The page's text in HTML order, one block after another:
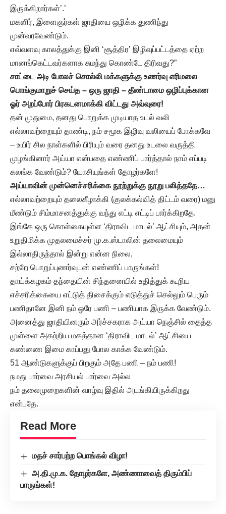
இருக்கிறார்கள்’.’
மகளிர், இளைஞர்கள் ஜாதியை ஒழிக்க துணிந்து
முன்வரவேண்டும்.
எவ்வளவு காலத்துக்கு இனி ‘சூத்திர’ இழிவுப்பட்டத்தை ஏற்ற
மானங்கெட்டவர்களாக சுமந்து கொண்டே திரிவது?”
சாட்டை அடி போலச் சொல்லி மக்களுக்கு உணர்வு எரிமலை
பொங்குமாறுச் செய்த – ஒரு ஜாதி – தீண்டாமை ஒழிப்புக்கான
ஓர் அறப்போர் பிரகடனமாக்கி விட்டது அவ்வுரை!
தன் முதுமை, தனது பொறுக்க முடியாத உடல் வலி
எல்லாவற்றையும் தாண்டி, நம் சமூக இழிவு வலியைப் போக்கவே
– உயிர் சில நாள்களில் பிரியும் வரை தனது உடலை வருத்தி
முழங்கினார் அய்யா என்பதை எண்ணிப் பார்த்தால் நாம் எப்படி
கலங்க வேண்டும்? யோசியுங்கள் தோழர்களே!
அய்யாவின் முன்னெச்சரிக்கை நூற்றுக்கு நூறு பலித்ததே…
எல்லாவற்றையும் தலைகீழாக்கி (குலக்கல்வித் திட்டம் வரை) மனு
மீண்டும் சிம்மாசனத்துக்கு வந்து எட்டி எட்டிப் பார்க்கிறதே.
இங்கே ஒரு கொள்கையுள்ள ‘திராவிட மாடல்’ ஆட்சியும், அதன்
உறுதிமிக்க முதலமைச்சர் மு.க.ஸ்டாலின் தலைமையும்
இல்லாதிருந்தால் இன்று என்ன நிலை,
சற்றே பொறுப்புணர்வுடன் எண்ணிப் பாருங்கள்!
தாய்க்கழகம் தந்தையின் சிந்தனையில் உதித்துக் கூறிய
எச்சரிக்கையை எட்டுத் திசைக்கும் எடுத்துச் செல்லும் பெரும்
பணிதானே இனி நம் ஒரே பணி – பணியாக இருக்க வேண்டும்.
அனைத்து ஜாதியினரும் அர்ச்சகராக அய்யா நெஞ்சில் தைத்த
முள்ளை அகற்றிய மகத்தான ‘திராவிட மாடல்’ ஆட்சியை
கண்ணை இமை காப்பது போல காக்க வேண்டும்.
51 ஆண்டுகளுக்குப் பிறகும் அதே பணி – நம் பணி!
நமது பார்வை அரசியல் பார்வை அல்ல
நம் தலைமுறைகளின் வாழ்வு இதில் அடங்கியிருக்கிறது
என்பதே.
Read More
மதச் சார்பற்ற பொங்கல் விழா!
அ.தி.மு.க. தோழர்களே, அண்ணாவைத் திரும்பிப்
பாருங்கள்!